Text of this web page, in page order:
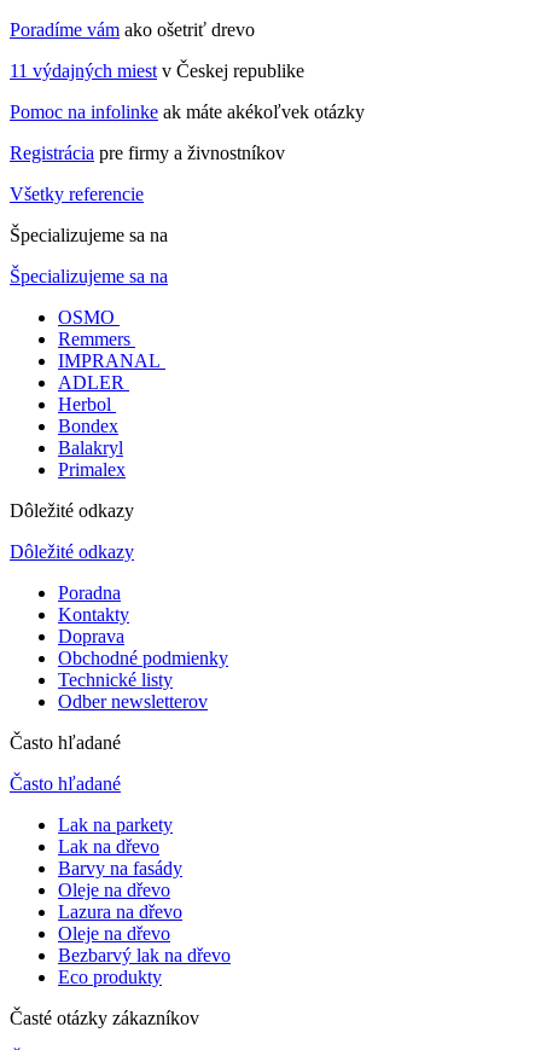
Poradíme vám ako ošetriť drevo
11 výdajných miest v Českej republike
Pomoc na infolinke ak máte akékoľvek otázky
Registrácia pre firmy a živnostníkov
Všetky referencie
Špecializujeme sa na
Špecializujeme sa na
OSMO
Remmers
IMPRANAL
ADLER
Herbol
Bondex
Balakryl
Primalex
Dôležité odkazy
Dôležité odkazy
Poradna
Kontakty
Doprava
Obchodné podmienky
Technické listy
Odber newsletterov
Často hľadané
Často hľadané
Lak na parkety
Lak na dřevo
Barvy na fasády
Oleje na dřevo
Lazura na dřevo
Oleje na dřevo
Bezbarvý lak na dřevo
Eco produkty
Časté otázky zákazníkov